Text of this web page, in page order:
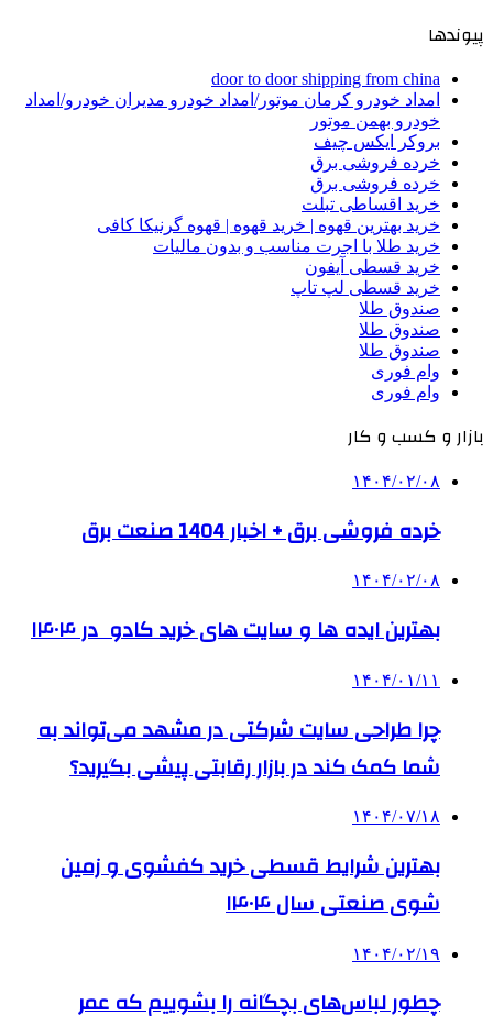
پیوندها
door to door shipping from china
امداد خودرو کرمان موتور/امداد خودرو مدیران خودرو/امداد
خودرو بهمن موتور
بروکر ایکس چیف
خرده فروشی برق
خرده فروشی برق
خرید اقساطی تبلت
خرید بهترین قهوه | خرید قهوه | قهوه گرنیکا کافی
خرید طلا با اجرت مناسب و بدون مالیات
خرید قسطی آیفون
خرید قسطی لپ تاپ
صندوق طلا
صندوق طلا
صندوق طلا
وام فوری
وام فوری
بازار و کسب و کار
۱۴۰۴/۰۲/۰۸
خرده فروشی برق + اخبار 1404 صنعت برق
۱۴۰۴/۰۲/۰۸
بهترین ایده ها و سایت های خرید کادو در ۱۴۰۴
۱۴۰۴/۰۱/۱۱
چرا طراحی سایت شرکتی در مشهد می‌تواند به
شما کمک کند در بازار رقابتی پیشی بگیرید؟
۱۴۰۴/۰۷/۱۸
بهترین شرایط قسطی خرید کفشوی و زمین
شوی صنعتی سال ۱۴۰۴
۱۴۰۴/۰۲/۱۹
چطور لباس‌های بچگانه را بشوییم که عمر